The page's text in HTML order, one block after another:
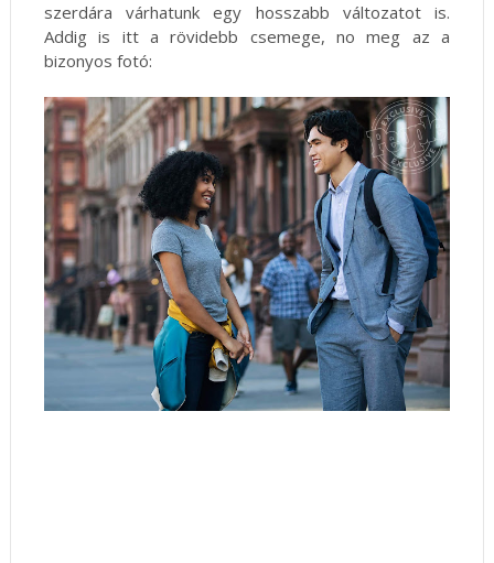
szerdára várhatunk egy hosszabb változatot is.
Addig is itt a rövidebb csemege, no meg az a
bizonyos fotó: